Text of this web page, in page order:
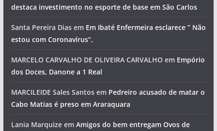
destaca investimento no esporte de base em São Carlos
Santa Pereira Diasem Em Ibaté Enfermeira esclarece ” Não
estou com Coronavírus”,
MARCELO CARVALHO DE OLIVEIRA CARVALHOem Empório
dos Doces, Danone a 1 Real
MARCILEIDE Sales Santosem Pedreiro acusado de matar o
Cabo Matias é preso em Araraquara
Lania Marquizeem Amigos do bem entregam Ovos de